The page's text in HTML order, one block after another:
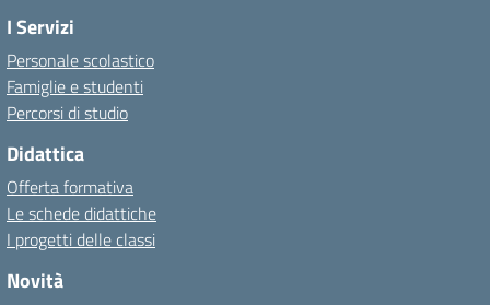
I Servizi
Personale scolastico
Famiglie e studenti
Percorsi di studio
Didattica
Offerta formativa
Le schede didattiche
I progetti delle classi
Novità